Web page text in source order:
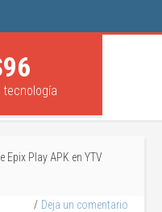
tecnología
Epix Play APK en YTV
Deja un comentario